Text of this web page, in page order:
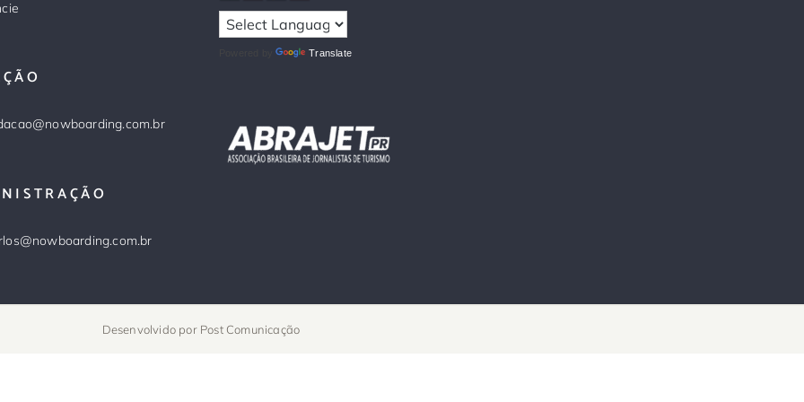
Powered by Translate
Desenvolvido por Post Comunicação